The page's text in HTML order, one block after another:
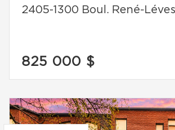
2405-1300 Boul. René-
825 000 $